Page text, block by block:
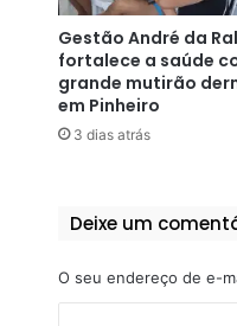
Gestão André da
fortalece a saúde
grande mutirão
em Pinheiro
3 dias atrás
Deixe um
O seu endereço de e-